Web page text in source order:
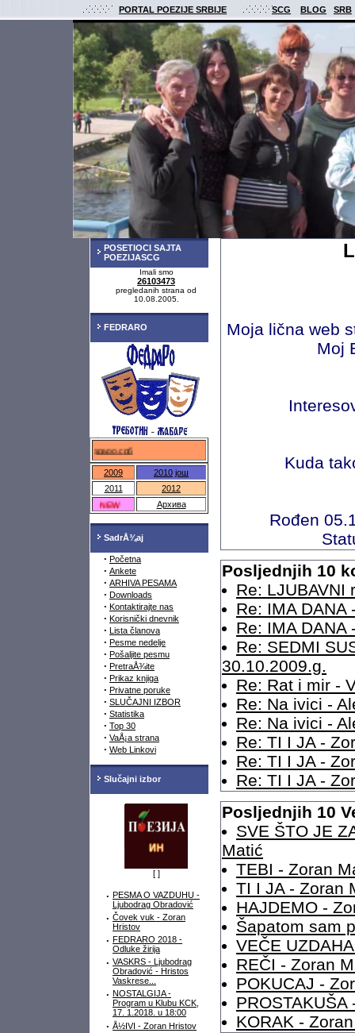
PORTAL POEZIJE SRBIJE SCG BLOG SRB
POSETIOCI SAJTA
POEZIJASCG
Imali smo
26103473
pregledanih strana od
10.08.2005.
FEDRARO
федраро.срб
2009 2010 још
2011
2012
NEW
Архива
SadrÅ¾aj
· Početna
· Ankete
· ARHIVA PESAMA
· Downloads
· Kontaktirajte nas
· Korisnički dnevnik
· Lista članova
· Pesme nedelje
· Pošaljite pesmu
· PretraÅ¾ite
· Prikaz knjiga
· Privatne poruke
· SLUČAJNI IZBOR
· Statistika
· Top 30
· VaÅ¡a strana
· Web Linkovi
Slučajni izbor
[ ]
· PESMA O VAZDUHU -
Ljubodrag Obradović
· Čovek vuk - Zoran
Hristov
· FEDRARO 2018 -
Odluke žirija
· VASKRS - Ljubodrag
Obradović - Hristos
Vaskrese...
· NOSTALGIJA -
Program u Klubu KCK,
17. 1.2018. u 18:00
· Å½IVI - Zoran Hristov
Moja lična web
Moj
Kuda
Rođen
Posljednjih 10
Re: LJUBAVNI
Re: IMA
Re: IMA
Re: SEDMI
30.10.2009.g.
Re: Rat i mir -
Re: Na ivici -
Re: Na ivici -
Re: TI I JA -
Re: TI I JA -
Re: TI I JA -
Posljednjih 10
SVE ŠTO JE
Matić
TEBI - Zoran
TI I JA - Zoran
HAJDEMO -
Šapatom sam
VEČE
REČI - Zoran
POKUCAJ -
KORAK -